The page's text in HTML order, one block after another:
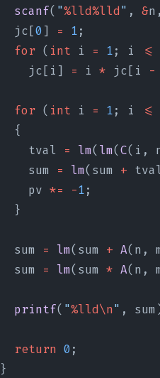
scanf( "%lld%lld" , &
jc[0 ] = 1;
for ( int i = 1; i <=
jc[i] = i * jc[i -
for ( int i = 1; i <=
{
tval = lm(lm(C(i,
sum = lm(sum +
pv *= -1;
}
sum = lm(sum + A(n,
sum = lm(sum * A(n,
printf( "%lld\n" ,
return 0 ;
}